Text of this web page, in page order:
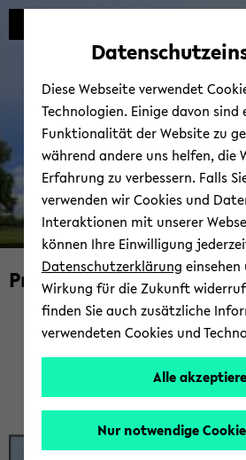
zum
zum
zum
ti­on -
Pra­xis­stu­di­en im
Diese Webseite verwendet
Technologien. Einige davon
Funktionalität der Website zu
während andere uns helfen, die
Erfahrung zu verbessern. Falls
verwenden wir Cookies und
Interaktionen mit unserer
können Ihre Einwilligung
Datenschutzerklärung
Wirkung für die Zukunft
finden Sie auch zusätzliche
verwendeten Cookies und
Alle
Nur notwendige